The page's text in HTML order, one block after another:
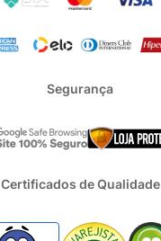
Segurança
Certificados de Qualidade